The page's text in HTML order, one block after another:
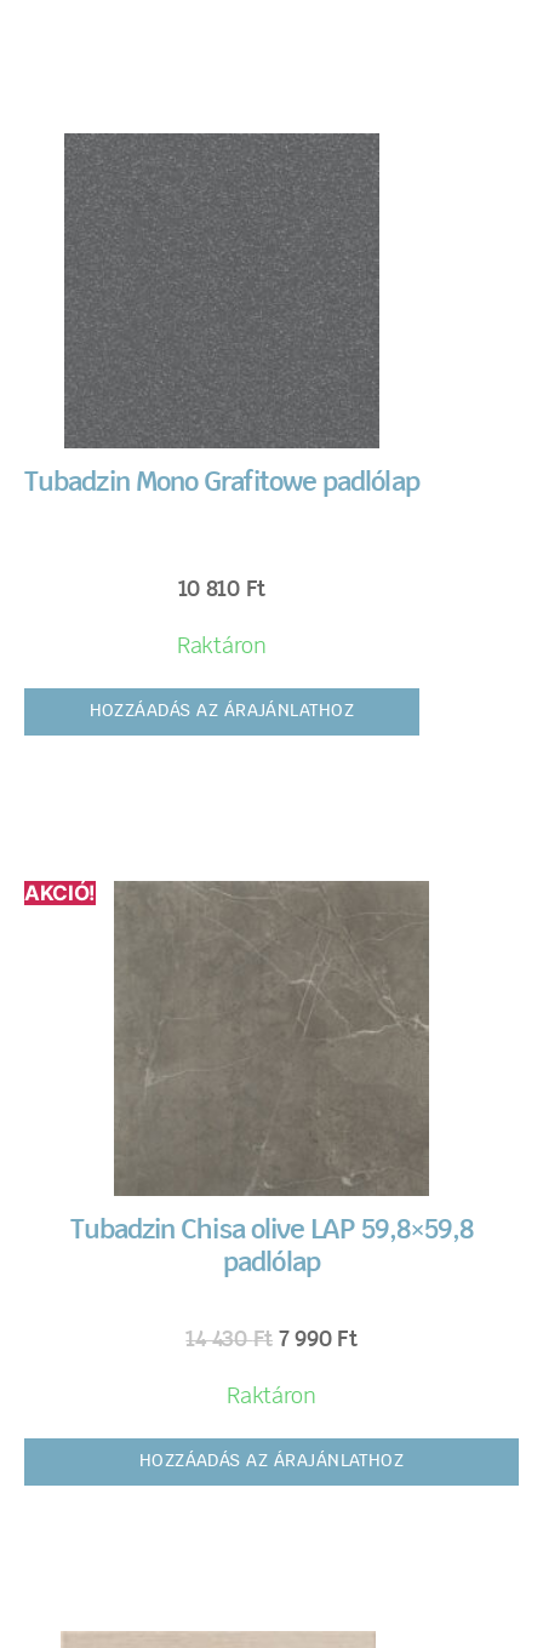
Tubadzin Mono Grafitowe padlólap
10 810 Ft
Raktáron
HOZZÁADÁS AZ ÁRAJÁNLATHOZ
AKCIÓ!
Tubadzin Chisa olive LAP 59,8×59,8
padlólap
14 430Ft 7 990 Ft
Raktáron
HOZZÁADÁS AZ ÁRAJÁNLATHOZ